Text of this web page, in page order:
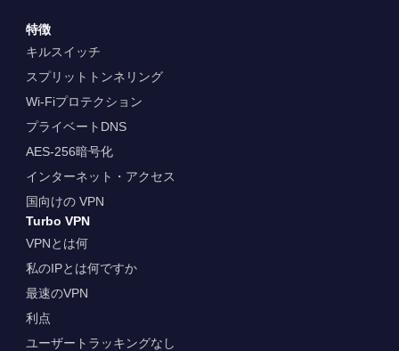
特徴
キルスイッチ
スプリットトンネリング
Wi-Fiプロテクション
プライベートDNS
AES-256暗号化
インターネット・アクセス
国向けの VPN
Turbo VPN
VPNとは何
私のIPとは何ですか
最速のVPN
利点
ユーザートラッキングなし